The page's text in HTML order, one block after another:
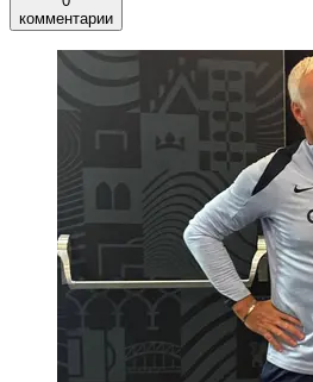
комментарии